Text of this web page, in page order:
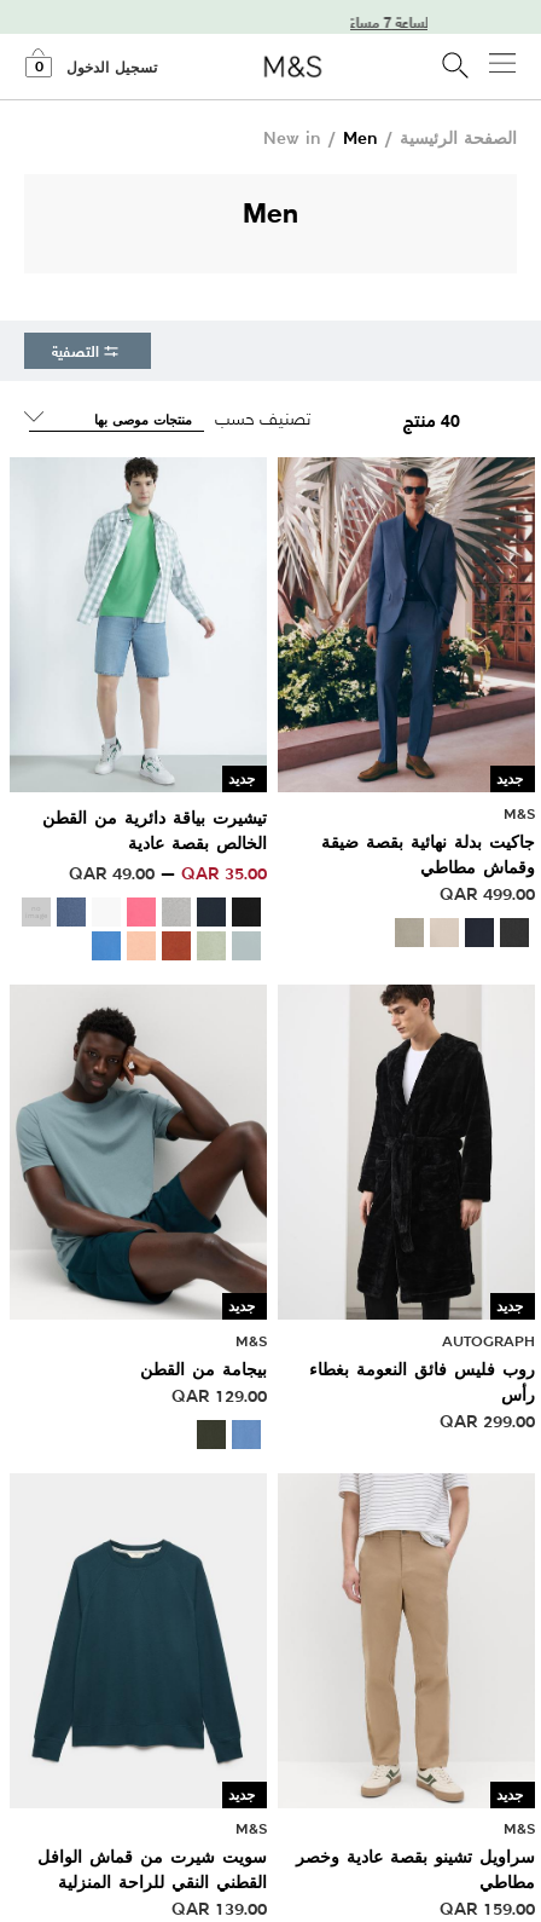
تسجيل الدخول 0
الصفحة الرئيسية /
New in / Men
Men
التصفية
40 منتج تصنيف حسب
جديد
M&S
جاكيت بدلة نهائية بقصة ضيقة
وقماش مطاطي
QAR 499.00
جديد
تيشيرت بياقة دائرية من القطن
الخالص بقصة عادية
QAR 35.00
QAR49.00
جديد
AUTOGRAPH
روب فليس فائق النعومة بغطاء
رأس
QAR 299.00
جديد
M&S
بيجامة من القطن
QAR 129.00
جديد
M&S
سراويل تشينو بقصة عادية وخصر
مطاطي
QAR 159.00
جديد
M&S
سويت شيرت من قماش الوافل
القطني النقي للراحة المنزلية
QAR 139.00